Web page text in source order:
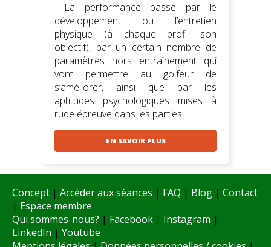
La performance passe par le
développement ou l’entretien
physique (à chaque profil son
objectif), par un certain nombre de
paramètres hors entraînement qui
vont permettre au golfeur de
s’améliorer, ainsi que par les
aptitudes psychologiques mises à
rude épreuve dans les parties.
EN SAVOIR PLUS
Concept | Accéder aux séances | FAQ | Blog | Contact
| Espace membre
Qui sommes-nous? | Facebook | Instagram |
LinkedIn | Youtube